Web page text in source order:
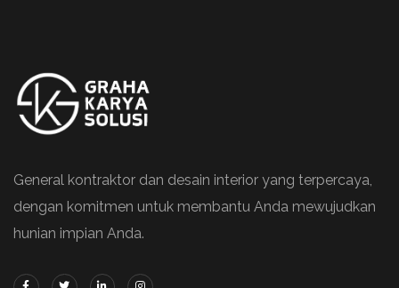
General kontraktor dan desain interior yang terpercaya,
dengan komitmen untuk membantu Anda mewujudkan
hunian impian Anda.